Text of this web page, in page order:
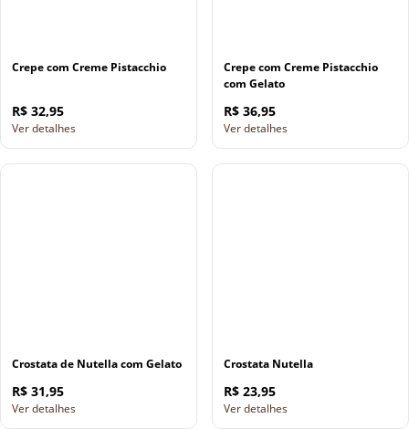
Crepe com Creme Pistacchio
R$ 32,95
Ver detalhes
Crepe com Creme Pistacchio
com Gelato
R$ 36,95
Ver detalhes
Crostata de Nutella com Gelato
R$ 31,95
Ver detalhes
Crostata Nutella
R$ 23,95
Ver detalhes